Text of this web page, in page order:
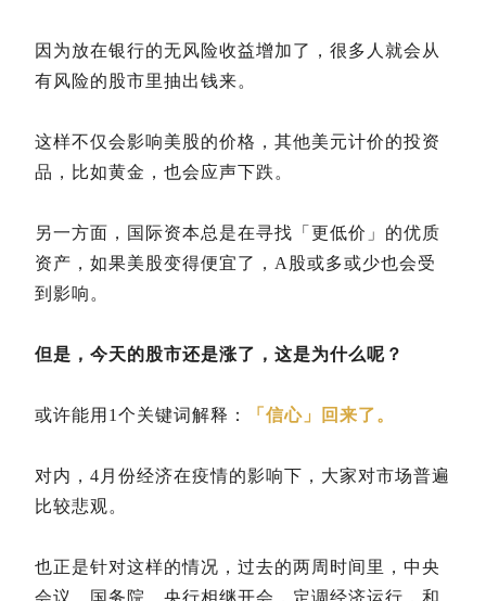
因为放在银行的无风险收益增加了，很多人就会从
有风险的股市里抽出钱来。
这样不仅会影响美股的价格，其他美元计价的投资
品，比如黄金，也会应声下跌。
另一方面，国际资本总是在寻找「更低价」的优质
资产，如果美股变得便宜了，A股或多或少也会受
到影响。
但是，今天的股市还是涨了，这是为什么呢？
或许能用1个关键词解释： 「信心」回来了。
对内，4月份经济在疫情的影响下，大家对市场普遍
比较悲观。
也正是针对这样的情况，过去的两周时间里，中央
会议、国务院、央行相继开会，定调经济运行，和